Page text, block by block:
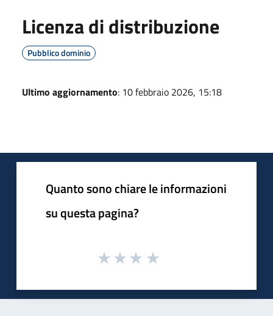
Licenza di distribuzione
Pubblico dominio
Ultimo aggiornamento: 10 febbraio 2026, 15:18
Quanto sono chiare le informazioni
su questa pagina?